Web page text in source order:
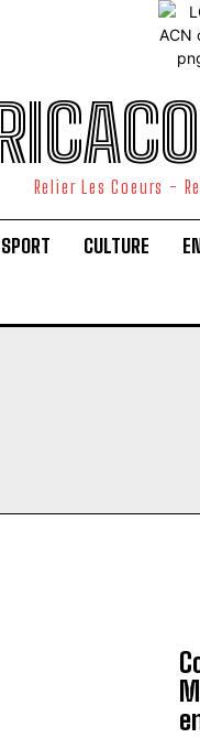
Relier Les Coeurs -
SPORT CULTURE